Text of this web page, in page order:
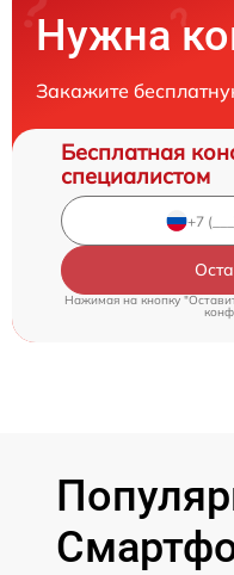
Нужна
Закажите
Бесплатная
специалистом
Нажимая на кнопку